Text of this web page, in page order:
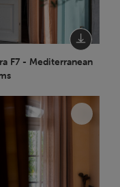
F7 - Mediterranean